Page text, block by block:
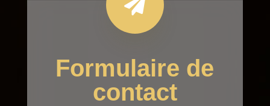
Formulaire de
contact